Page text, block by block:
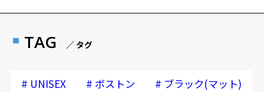
TAG ／ タグ
# UNISEX # ボストン # ブラック(マット)